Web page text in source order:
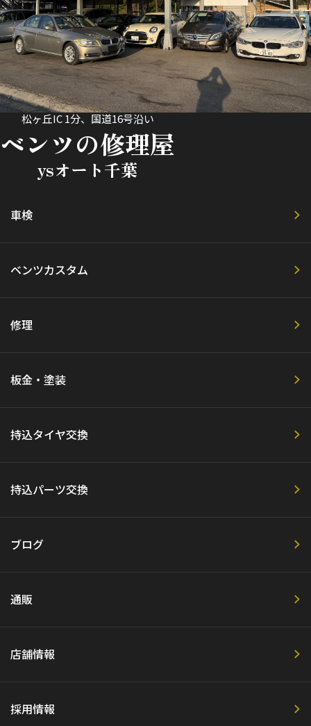
松ヶ丘IC 1分、国道16号沿い
ベンツの修理屋
ysオート千葉
車検
ベンツカスタム
修理
板金・塗装
持込タイヤ交換
持込パーツ交換
ブログ
通販
店舗情報
採用情報